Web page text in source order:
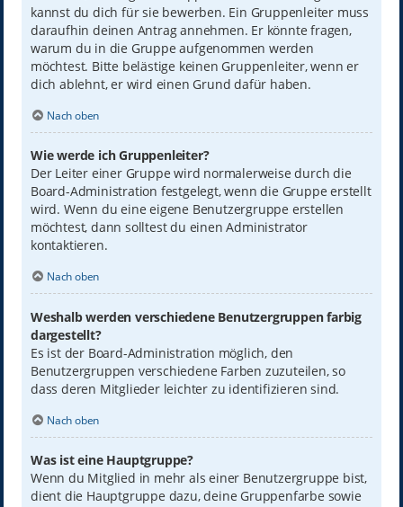
kannst du dich für sie bewerben. Ein Gruppenleiter muss
daraufhin deinen Antrag annehmen. Er könnte fragen,
warum du in die Gruppe aufgenommen werden
möchtest. Bitte belästige keinen Gruppenleiter, wenn er
dich ablehnt, er wird einen Grund dafür haben.
Nach oben
Wie werde ich Gruppenleiter?
Der Leiter einer Gruppe wird normalerweise durch die
Board-Administration festgelegt, wenn die Gruppe erstellt
wird. Wenn du eine eigene Benutzergruppe erstellen
möchtest, dann solltest du einen Administrator
kontaktieren.
Nach oben
Weshalb werden verschiedene Benutzergruppen farbig
dargestellt?
Es ist der Board-Administration möglich, den
Benutzergruppen verschiedene Farben zuzuteilen, so
dass deren Mitglieder leichter zu identifizieren sind.
Nach oben
Was ist eine Hauptgruppe?
Wenn du Mitglied in mehr als einer Benutzergruppe bist,
dient die Hauptgruppe dazu, deine Gruppenfarbe sowie